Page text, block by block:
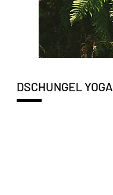
DSCHUNGEL YOGA